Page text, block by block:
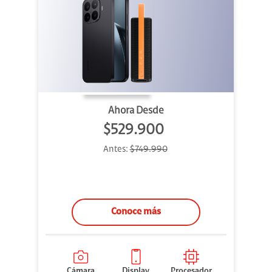
Ahora Desde
$529.900
Antes:$749.990
Conoce más